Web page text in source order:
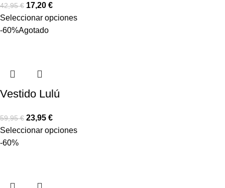
42,95€ 17,20 €
Seleccionar opciones
-60%Agotado
Vestido Lulú
59,95€ 23,95 €
Seleccionar opciones
-60%